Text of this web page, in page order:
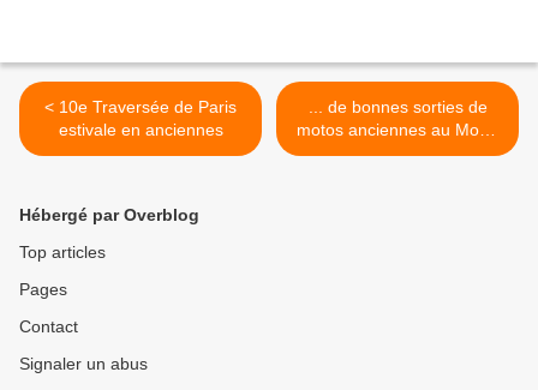
< 10e Traversée de Paris
estivale en anciennes
... de bonnes sorties de
motos anciennes au Mont-
Ventoux >
Hébergé par Overblog
Top articles
Pages
Contact
Signaler un abus